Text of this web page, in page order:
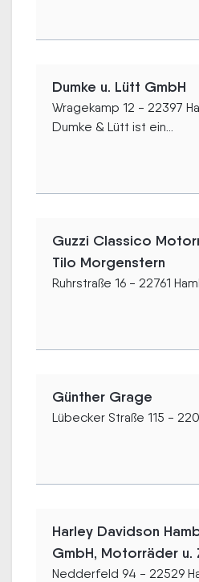
Dumke u. Lütt GmbH
Wragekamp 12 - 22397
Dumke & Lütt ist ein...
Guzzi Classico
Tilo Morgenstern
Ruhrstraße 16 - 22761
Günther Grage
Lübecker Straße 115 -
Harley Davidson
GmbH, Motorräder u.
Nedderfeld 94 - 22529